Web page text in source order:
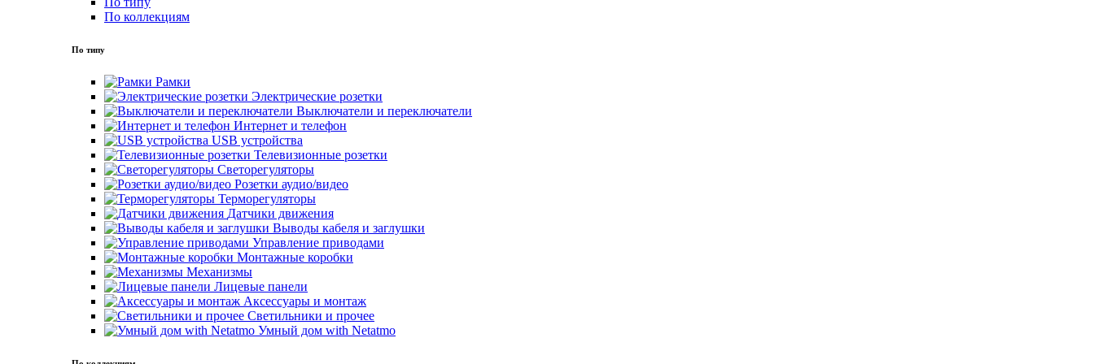
По коллекциям
По типу
Рамки
Электрические розетки
Выключатели и переключатели
Интернет и телефон
USB устройства
Телевизионные розетки
Светорегуляторы
Розетки аудио/видео
Терморегуляторы
Датчики движения
Выводы кабеля и заглушки
Управление приводами
Монтажные коробки
Механизмы
Лицевые панели
Аксессуары и монтаж
Светильники и прочее
Умный дом with Netatmo